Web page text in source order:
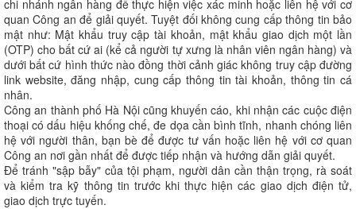
chi nhánh ngân hàng để thực hiện việc xác minh hoặc liên hệ với cơ
quan Công an để giải quyết. Tuyệt đối không cung cấp thông tin bảo
mật như: Mật khẩu truy cập tài khoản, mật khẩu giao dịch một lần
(OTP) cho bất cứ ai (kể cả người tự xưng là nhân viên ngân hàng) và
dưới bất cứ hình thức nào đồng thời cảnh giác không truy cập đường
link website, đăng nhập, cung cấp thông tin tài khoản, thông tin cá
nhân.
Công an thành phố Hà Nội cũng khuyến cáo, khi nhận các cuộc điện
thoại có dấu hiệu khống chế, đe dọa cần bình tĩnh, nhanh chóng liên
hệ với người thân, bạn bè để được tư vấn hoặc liên hệ với cơ quan
Công an nơi gần nhất để được tiếp nhận và hướng dẫn giải quyết.
Để tránh "sập bẫy" của tội phạm, người dân cần thận trọng, rà soát
và kiểm tra kỹ thông tin trước khi thực hiện các giao dịch điện tử,
giao dịch trực tuyến.